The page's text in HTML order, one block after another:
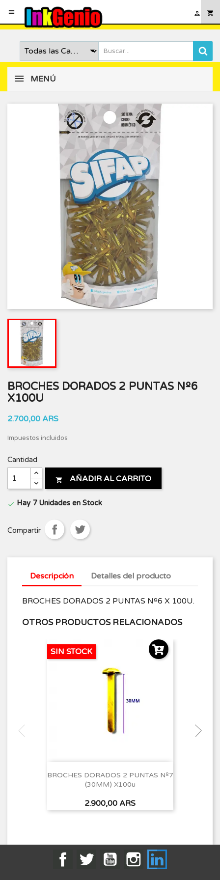
 shopping_cart

MENÚ
BROCHES DORADOS 2 PUNTAS Nº6
X100U
2.700,00 ARS
Impuestos incluidos
Cantidad
 AÑADIR AL CARRITO
 Hay 7 Unidades en Stock
Compartir
Descripción Detalles del producto
BROCHES DORADOS 2 PUNTAS Nº6 X 100U.
OTROS PRODUCTOS RELACIONADOS
BROCHES DORADOS 2 PUNTAS Nº7
(30MM) X100u
Precio
2.900,00 ARS
SIN STOCK
FacebookTwitter YouTubeInstagram